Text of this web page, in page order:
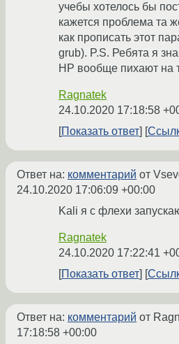
учебы хотелось бы
кажется проблема та
как прописать этот
grub). P.S. Ребята я
HP вообще пихают на
Ragnatek
24.10.2020 17:18:58
Показать ответ
Ответ на: комментарий от
24.10.2020 17:06:09 +00:00
Kali я с флехи
Ragnatek
24.10.2020 17:22:41
Показать ответ
Ответ на: комментарий от
17:18:58 +00:00